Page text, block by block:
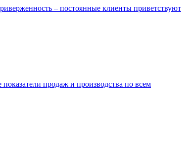
– постоянные клиенты приветствуют
продаж и производства по всем